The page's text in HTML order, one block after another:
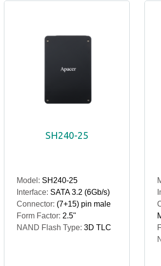
SH240-25
Model: SH240-25
Interface: SATA 3.2 (6Gb/s)
Connector: (7+15) pin male
Form Factor: 2.5"
NAND Flash Type: 3D TLC